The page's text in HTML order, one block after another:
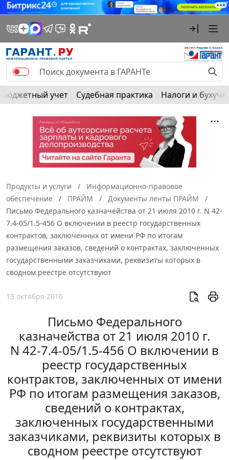
Бюджетный учет Судебная практика Налоги и
Продукты и услуги
Информационно-правовое
обеспечение
ПРАЙМ
Документы ленты ПРАЙМ
Письмо Федерального казначейства от 21 июля 2010 г. N 42-
7.4-05/1.5-456 О включении в реестр государственных
контрактов, заключенных от имени РФ по итогам
размещения заказов, сведений о контрактах, заключенных
государственными заказчиками, реквизиты которых в
сводном реестре отсутствуют
13 октября 2010
Письмо Федерального
казначейства от 21 июля 2010 г.
N 42-7.4-05/1.5-456 О включении в
реестр государственных
контрактов, заключенных от имени
РФ по итогам размещения заказов,
сведений о контрактах,
заключенных государственными
заказчиками, реквизиты которых в
сводном реестре отсутствуют